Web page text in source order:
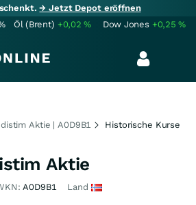
→ Jetzt Depot eröffnen
Öl (Brent) +0,02% Dow Jones +0,25%
Aktie | A0D9B1 Historische Kurse
Aktie
A0D9B1 Land